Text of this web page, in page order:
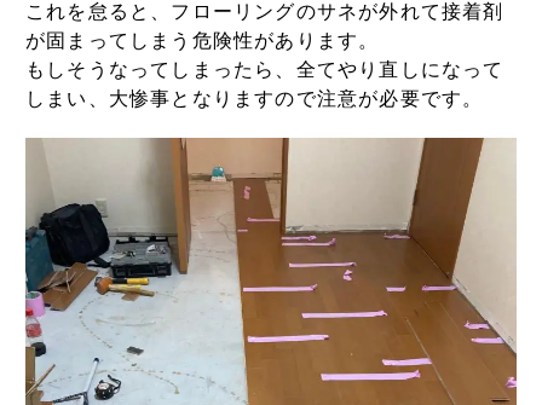
これを怠ると、フローリングのサネが外れて接着剤
が固まってしまう危険性があります。
もしそうなってしまったら、全てやり直しになって
しまい、大惨事となりますので注意が必要です。